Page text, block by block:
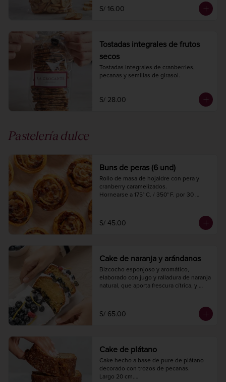
S/ 16.00
Tostadas integrales de frutos
secos
Tostadas integrales de cranberries,
pecanas y semillas de girasol.
S/ 28.00
Pastelería dulce
Buns de peras (6 und)
Rollo de masa de hojaldre con pera y
cranberry caramelizados.
Hornearse a 175° C. / 350° F. por 30
S/ 45.00
Cake de naranja y arándanos
Bizcocho esponjoso y aromático,
elaborado con jugo y ralladura de naranja
natural, que aporta frescura cítrica, y
Largo 20 cm.
Ancho 10 cm.
S/ 65.00
Cake de plátano
Cake hecho a base de pure de plátano
decorado con trozos de pecanas.
Largo 20 cm.